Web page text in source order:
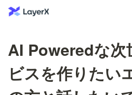
AI Poweredな次
ビスを作りたい